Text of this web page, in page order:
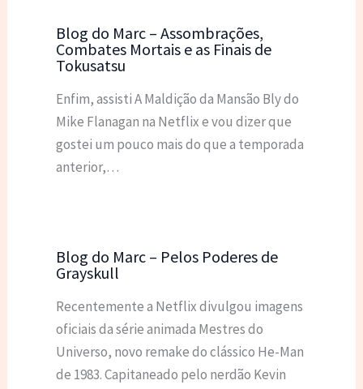
Blog do Marc – Assombrações,
Combates Mortais e as Finais de
Tokusatsu
Enfim, assisti A Maldição da Mansão Bly do
Mike Flanagan na Netflix e vou dizer que
gostei um pouco mais do que a temporada
anterior,…
Blog do Marc – Pelos Poderes de
Grayskull
Recentemente a Netflix divulgou imagens
oficiais da série animada Mestres do
Universo, novo remake do clássico He-Man
de 1983. Capitaneado pelo nerdão Kevin